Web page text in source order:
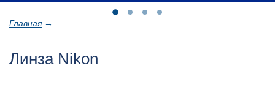
Главная →
Линза Nikon